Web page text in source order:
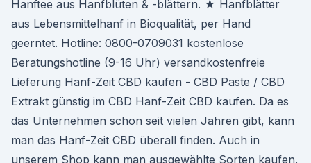
Hanftee aus Hanfblüten & -blättern. ★ Hanfblätter
aus Lebensmittelhanf in Bioqualität, per Hand
geerntet. Hotline: 0800-0709031 kostenlose
Beratungshotline (9-16 Uhr) versandkostenfreie
Lieferung Hanf-Zeit CBD kaufen - CBD Paste / CBD
Extrakt günstig im CBD Hanf-Zeit CBD kaufen. Da es
das Unternehmen schon seit vielen Jahren gibt, kann
man das Hanf-Zeit CBD überall finden. Auch in
unserem Shop kann man ausgewählte Sorten kaufen.